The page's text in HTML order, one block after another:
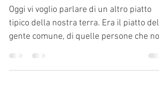
La Sicilia nel piatto
Oggi vi voglio parlare di un altro piatto
gente comune, di quelle persone che non
potevano...